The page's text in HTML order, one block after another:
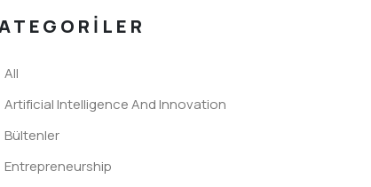
All
Artificial Intelligence And Innovation
Bültenler
Entrepreneurship